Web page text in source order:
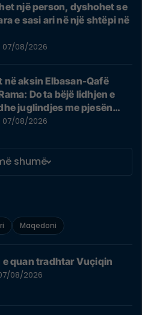
një person, dyshohet se
e sasi ari në një shtëpi në
07/08/2026
në aksin Elbasan-Qafë
Do ta bëjë lidhjen e
juglindjes me pjesën
vendit
07/08/2026
shumë
Maqedoni
quan tradhtar Vuçiqin
08/2026